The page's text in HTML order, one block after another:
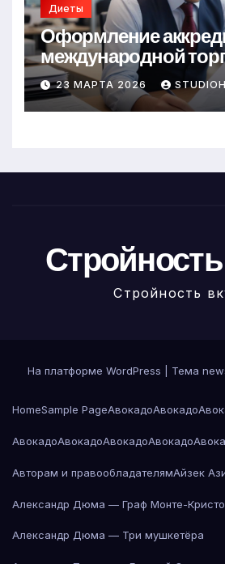
Диеты
Оформление
международной
23 МАРТА 2026
Стройность
На платформе WordPress Тема
HomeSample PageАвокадоАвокадо
АвокадоАвокадоАвокадоАвокадо
Авторам и правообладателямАйзек
Александр Дюма — Граф Монте-Кристо
Александр Дюма — Три мушкетёра